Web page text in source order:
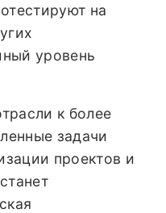
на
уровень
к более
задачи
проектов и